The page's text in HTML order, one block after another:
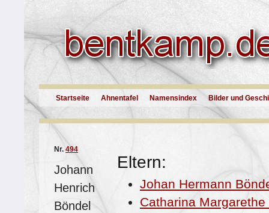
Startseite Ahnentafel Namensindex Bilder und
Nr. 494
Johann
Henrich
Böndel
Eltern:
Johan Hermann
Catharina